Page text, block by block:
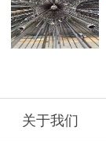
关于我们